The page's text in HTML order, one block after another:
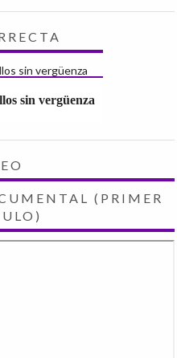
sin vergüenza
(PRIMER